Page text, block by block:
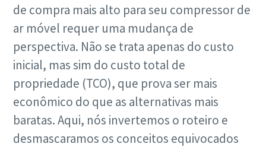
de compra mais alto para seu compressor de
ar móvel requer uma mudança de
perspectiva. Não se trata apenas do custo
inicial, mas sim do custo total de
propriedade (TCO), que prova ser mais
econômico do que as alternativas mais
baratas. Aqui, nós invertemos o roteiro e
desmascaramos os conceitos equivocados